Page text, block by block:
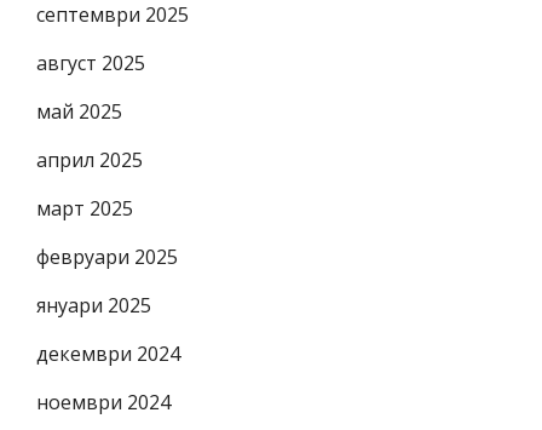
септември 2025
август 2025
май 2025
април 2025
март 2025
февруари 2025
януари 2025
декември 2024
ноември 2024